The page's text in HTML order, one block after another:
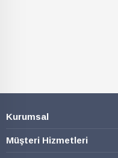
Kurumsal
Müşteri Hizmetleri